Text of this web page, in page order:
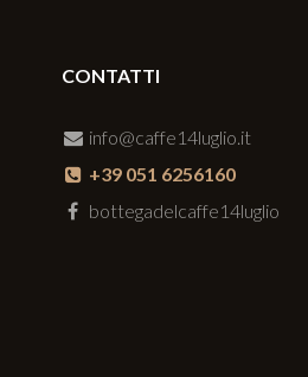
CONTATTI
info@caffe14luglio.it
+39 051 6256160
bottegadelcaffe14luglio